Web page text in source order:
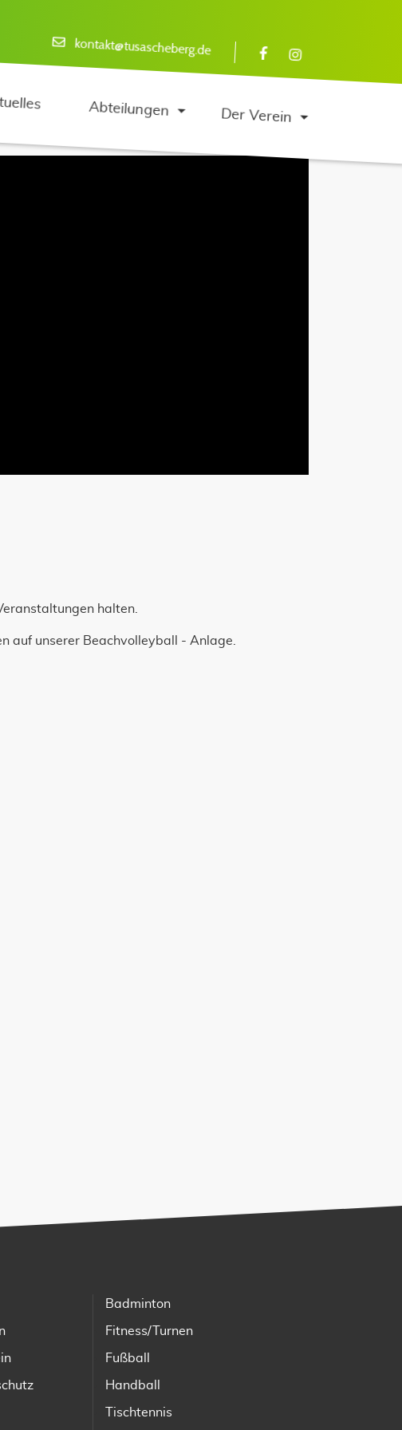
kontakt@tusascheberg.de
Abteilungen Der Verein
halten.
auf unserer Beachvolleyball - Anlage.
Badminton
Fitness/Turnen
Fußball
Handball
Tischtennis